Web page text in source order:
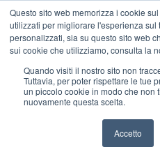
Questo sito web memorizza i cookie
utilizzati per migliorare l'esperienza sul
personalizzati, sia su questo sito web
sui cookie che utilizziamo, consulta la
Quando visiti il ​​nostro sito non
Tuttavia, per poter rispettare le tue
un piccolo cookie in modo che non
nuovamente questa scelta.
Accetto